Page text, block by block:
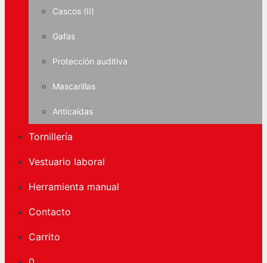
Cascos (II)
Gafas
Protección auditiva
Mascarillas
Anticaídas
Tornillería
Vestuario laboral
Herramienta manual
Contacto
Carrito